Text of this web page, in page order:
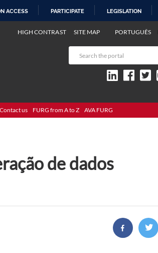
ACCESS PARTICIPATE LEGISLATION
PORTUGUÊS
HIGH CONTRAST SITE MAP
Contact us FURG from A to Z AVA FURG
de dados